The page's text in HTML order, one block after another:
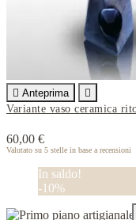
 Anteprima

Variante vaso ceramica
60,00 €
Valutato su 5 stelle in base a recensioni
In saldo!
-10%